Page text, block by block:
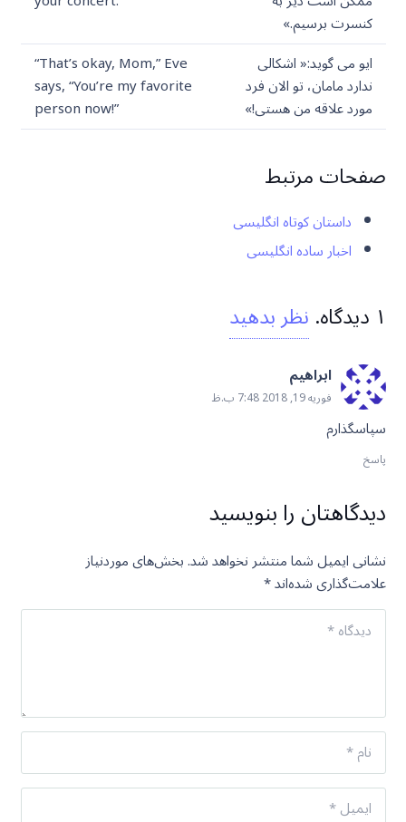
کنسرت برسیم.»
ایو می گوید:« اشکالی
ندارد مامان، تو الان فرد
مورد علاقه من هستی!»
“That’s okay, Mom,” Eve
says, “You’re my favorite
person now!”
صفحات مرتبط
داستان کوتاه انگلیسی
اخبار ساده انگلیسی
۱ دیدگاه.نظر بدهید
ابراهیم
فوریه 19, 2018 7:48 ب.ظ
سپاسگذارم
پاسخ
دیدگاهتان را بنویسید
نشانی ایمیل شما منتشر نخواهد شد.بخش‌های موردنیاز
علامت‌گذاری شده‌اند*